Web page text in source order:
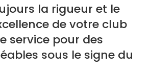
la rigueur et le
de votre club
service pour des
sous le signe du